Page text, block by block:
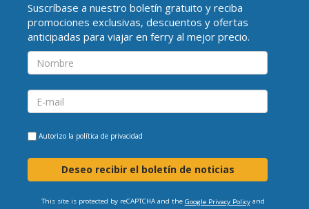
Suscríbase a nuestro boletín gratuito y reciba
promociones exclusivas, descuentos y ofertas
anticipadas para viajar en ferry al mejor precio.
Autorizo la política de privacidad
Deseo recibir el boletín de noticias
This site is protected by reCAPTCHA and the Google Privacy Policyand